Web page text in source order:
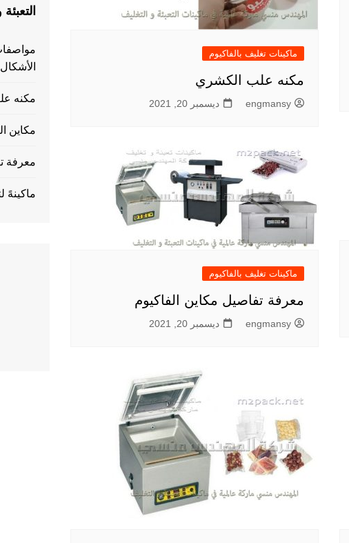
ماكينات تغليف بالفاكيوم
مكنه علب الكشري
engmansy ديسمبر 20, 2021
ماكينات تغليف بالفاكيوم
معرفة تفاصيل مكاين الفاكيوم
engmansy ديسمبر 20, 2021
مكنه
مكاين
معرفة
ماكينهً